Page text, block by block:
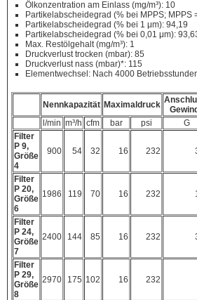
Ölkonzentration am Einlass (mg/m³): 10
Partikelabscheidegrad (% bei MPPS; MPPS
Partikelabscheidegrad (% bei 1 μm): 94,19
Partikelabscheidegrad (% bei 0,01 μm):
Max. Restölgehalt (mg/m³): 1
Druckverlust trocken (mbar): 85
Druckverlust nass (mbar)*: 115
Elementwechsel: Nach 4000
Nennkapazität Maximaldruck
l/min m³/h cfm bar psi G
Filter
P 9,
Größe
4
900 54 32 16 232
Filter
P 20,
Größe
6
1986 119 70 16 232
Filter
P 24,
Größe
7
2400 144 85 16 232
Filter
P 29,
Größe
8
2970 175 102 16 232